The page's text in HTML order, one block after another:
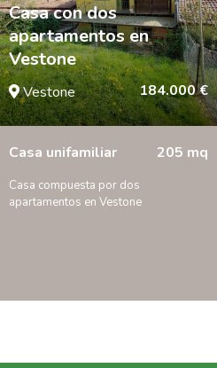
Casa con dos
apartamentos en
Vestone
Vestone 184.000 €
Casa unifamiliar 205 mq
Casa compuesta por dos
apartamentos en Vestone